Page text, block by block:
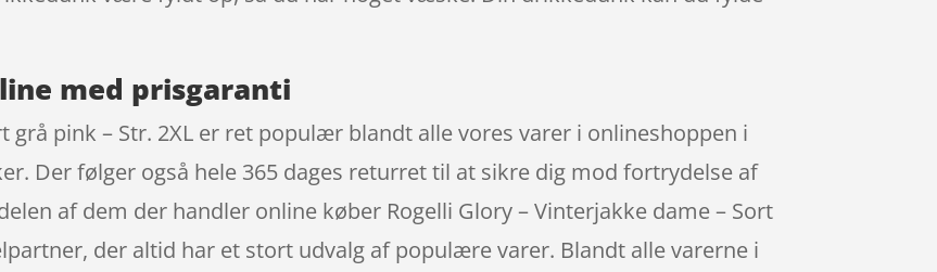
med prisgaranti
grå pink – Str. 2XL er ret populær blandt alle vores varer i onlineshoppen i
Der følger også hele 365 dages returret til at sikre dig mod fortrydelse af
af dem der handler online køber Rogelli Glory – Vinterjakke dame – Sort
der altid har et stort udvalg af populære varer. Blandt alle varerne i